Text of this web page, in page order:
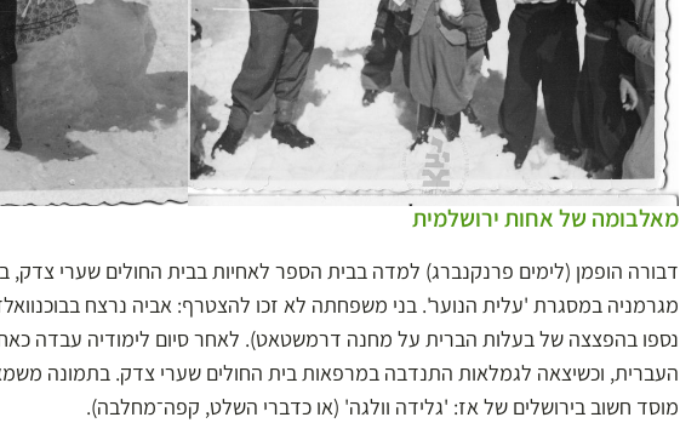
מאלבומה של אחות ירושלמית
מגרמניה במסגרת 'עלית הנוער'. בני משפחתה לא זכו להצטרף: אביה נרצח
נספו בהפצצה של בעלות הברית על מחנה דרמשטאט). לאחר סיום לימודיה עבדה
העברית, וכשיצאה לגמלאות התנדבה במרפאות בית החולים שערי צדק. בתמונה
מוסד חשוב בירושלים של אז: 'גלידה וולגה' (או כדברי השלט, קפה־מחלבה).